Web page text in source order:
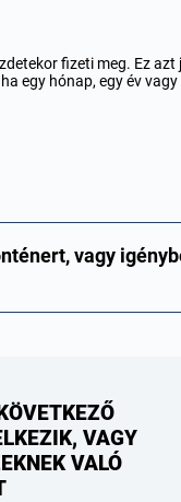
fizeti meg. Ez
egy hónap, egy év
vagy
VAGY
VALÓ